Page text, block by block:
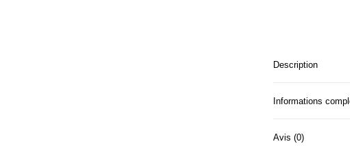
Description
Informations
Avis (0)